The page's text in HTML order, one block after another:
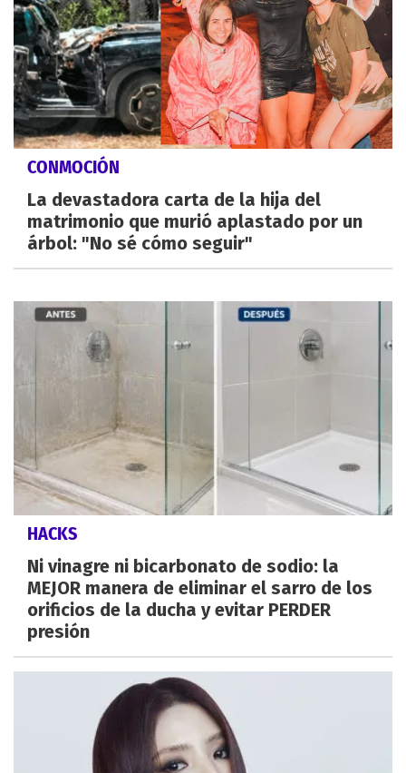
CONMOCIÓN
La devastadora carta de la hija del
matrimonio que murió aplastado por un
árbol: "No sé cómo seguir"
HACKS
Ni vinagre ni bicarbonato de sodio: la
MEJOR manera de eliminar el sarro de los
orificios de la ducha y evitar PERDER
presión